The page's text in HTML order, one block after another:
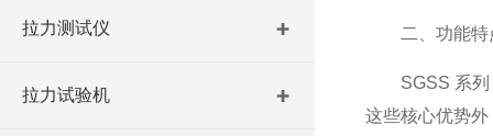
拉力测试仪
拉力试验机
二、功能
SGSS 系
这些核心优势